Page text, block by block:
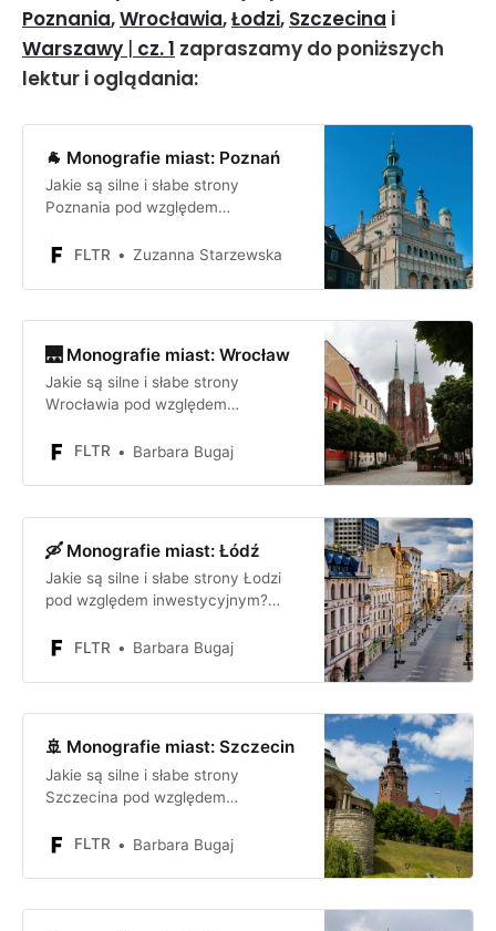
Poznania,Wrocławia,Łodzi, Szczecina i
Warszawy | cz. 1 zapraszamy do poniższych
lektur i oglądania:
🐐 Monografie miast: Poznań
Jakie są silne i słabe strony
Poznania pod względem
zagrożenia dla firmy lub inwestora
FLTR Zuzanna Starzewska
🌉 Monografie miast: Wrocław
Jakie są silne i słabe strony
Wrocławia pod względem
zagrożenia dla firmy lub inwestora
FLTR Barbara Bugaj
🛶 Monografie miast: Łódź
Jakie są silne i słabe strony Łodzi
pod względem inwestycyjnym?
firmy lub inwestora inwestującego
FLTR Barbara Bugaj
🚢 Monografie miast: Szczecin
Jakie są silne i słabe strony
Szczecina pod względem
zagrożenia dla firmy lub inwestora
FLTR Barbara Bugaj